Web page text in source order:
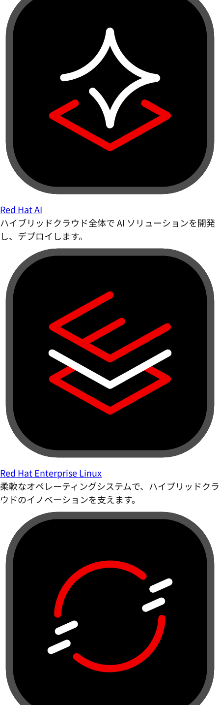
Red Hat AI
ハイブリッドクラウド全体で AI ソリューションを開発
し、デプロイします。
Red Hat Enterprise Linux
柔軟なオペレーティングシステムで、ハイブリッドクラ
ウドのイノベーションを支えます。